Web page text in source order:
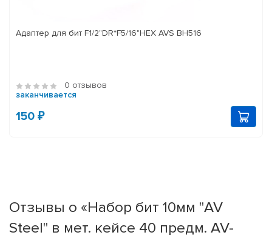
Адаптер для бит F1/2"DR*F5/16"HEX AVS BH516
0 отзывов
заканчивается
150 ₽
Отзывы о «Набор бит 10мм "AV
Steel" в мет. кейсе 40 предм. AV-